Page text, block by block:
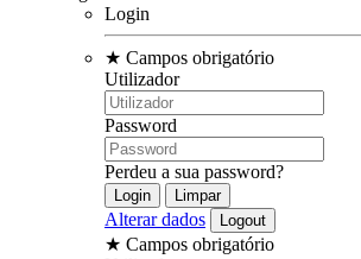
Login
★ Campos obrigatório
Utilizador
Password
Perdeu a sua password?
Alterar dados
★ Campos obrigatório